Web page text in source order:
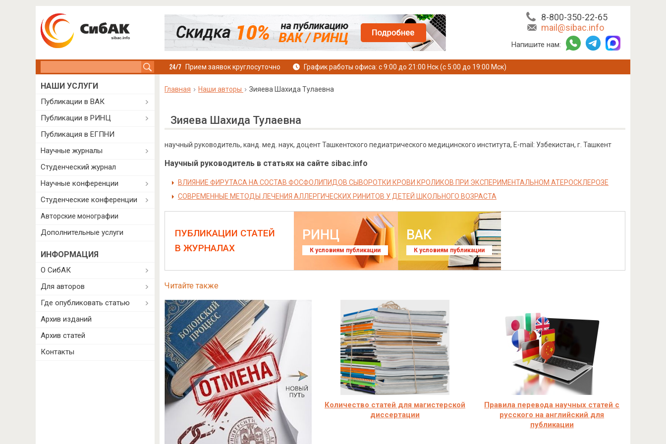
8-800-350-22-65
mail@sibac.info
Напишите нам:
Прием заявок круглосуточно График работы офиса: с 9:00 до 21:00 Нск (с 5:00 до 19:00 Мск)
Главная Наши авторы Зияева Шахида Тулаевна
Зияева Шахида Тулаевна
научный руководитель, канд. мед. наук, доцент Ташкентского педиатрического медицинского института, E-mail: Узбекистан, г. Ташкент
Научный руководитель в статьях на сайте sibac.info
ВЛИЯНИЕ ФИРУТАСА НА СОСТАВ ФОСФОЛИПИДОВ СЫВОРОТКИ КРОВИ КРОЛИКОВ ПРИ ЭКСПЕРИМЕНТАЛЬНОМ АТЕРОСКЛЕРОЗЕ
СОВРЕМЕННЫЕ МЕТОДЫ ЛЕЧЕНИЯ АЛЛЕРГИЧЕСКИХ РИНИТОВ У ДЕТЕЙ ШКОЛЬНОГО ВОЗРАСТА
ПУБЛИКАЦИИ СТАТЕЙ
В ЖУРНАЛАХ
РИНЦ
К условиям публикации
ВАК
К условиям публикации
Читайте также
Количество статей для магистерской
диссертации
Правила перевода научных статей с
русского на английский для
публикации
НАШИ УСЛУГИ
Публикации в ВАК
Публикации в РИНЦ
Публикация в ЕГПНИ
Научные журналы
Студенческий журнал
Научные конференции
Студенческие конференции
Авторские монографии
Дополнительные услуги
ИНФОРМАЦИЯ
О СибАК
Для авторов
Где опубликовать статью
Архив изданий
Архив статей
Контакты